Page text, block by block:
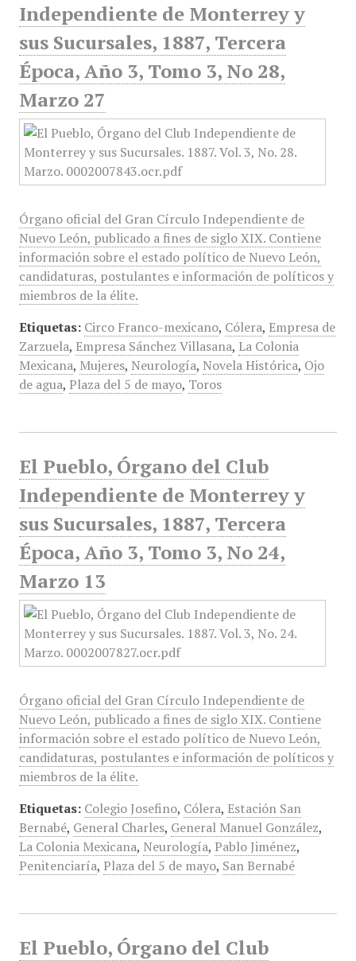
Independiente de Monterrey y
sus Sucursales, 1887, Tercera
Época, Año 3, Tomo 3, No 28,
Marzo 27
Órgano oficial del Gran Círculo Independiente de
Nuevo León, publicado a fines de siglo XIX. Contiene
información sobre el estado político de Nuevo León,
candidaturas, postulantes e información de políticos y
miembros de la élite.
Etiquetas: Circo Franco-mexicano, Cólera, Empresa de
Zarzuela, Empresa Sánchez Villasana, La Colonia
Mexicana, Mujeres, Neurología, Novela Histórica, Ojo
de agua, Plaza del 5 de mayo, Toros
El Pueblo, Órgano del Club
Independiente de Monterrey y
sus Sucursales, 1887, Tercera
Época, Año 3, Tomo 3, No 24,
Marzo 13
Órgano oficial del Gran Círculo Independiente de
Nuevo León, publicado a fines de siglo XIX. Contiene
información sobre el estado político de Nuevo León,
candidaturas, postulantes e información de políticos y
miembros de la élite.
Etiquetas: Colegio Josefino, Cólera, Estación San
Bernabé, General Charles, General Manuel González,
La Colonia Mexicana, Neurología, Pablo Jiménez,
Penitenciaría, Plaza del 5 de mayo, San Bernabé
El Pueblo, Órgano del Club